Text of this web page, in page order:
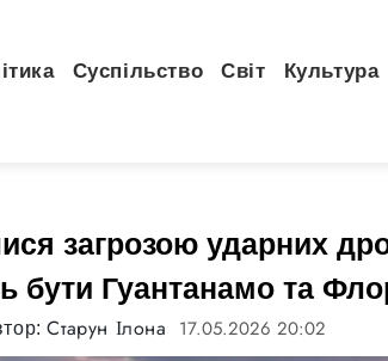
Суспільство Світ Культура
загрозою ударних
бути Гуантанамо та
Старун Ілона 17.05.2026 20:02